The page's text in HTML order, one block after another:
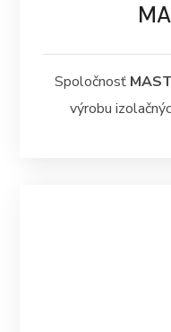
Spoločnosť
výrobu